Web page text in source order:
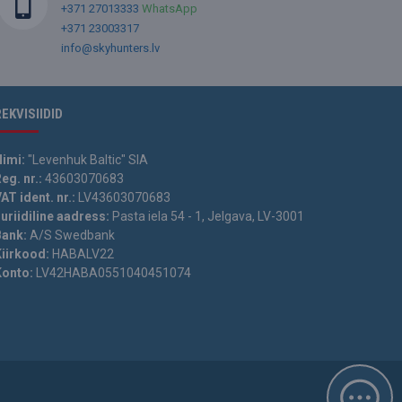
+371 27013333 WhatsApp
+371 23003317
info@skyhunters.lv
"Levenhuk Baltic" SIA
nr.: 43603070683
ident. nr.: LV43603070683
aadress: Pasta iela 54 - 1, Jelgava, LV-3001
A/S Swedbank
HABALV22
LV42HABA0551040451074